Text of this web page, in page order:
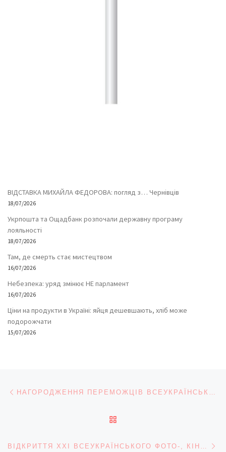
ВІДСТАВКА МИХАЙЛА ФЕДОРОВА: погляд з… Чернівців
18/07/2026
Укрпошта та Ощадбанк розпочали державну програму
лояльності
18/07/2026
Там, де смерть стає мистецтвом
16/07/2026
Небезпека: уряд змінює НЕ парламент
16/07/2026
Ціни на продукти в Україні: яйця дешевшають, хліб може
подорожчати
15/07/2026
Навігація записів